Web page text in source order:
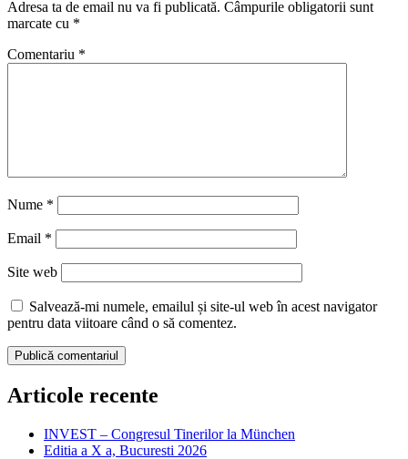
Adresa ta de email nu va fi publicată. Câmpurile obligatorii sunt
marcate cu *
Comentariu *
Nume *
Email *
Site web
Salvează-mi numele, emailul și site-ul web în acest navigator
pentru data viitoare când o să comentez.
Articole recente
INVEST – Congresul Tinerilor la München
Editia a X a, Bucuresti 2026